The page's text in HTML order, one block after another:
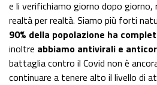
e li verifichiamo giorno dopo giorno,
realtà per realtà. Siamo più forti
90% della popolazione ha
inoltre abbiamo antivirali e
battaglia contro il Covid non è
continuare a tenere alto il livello di